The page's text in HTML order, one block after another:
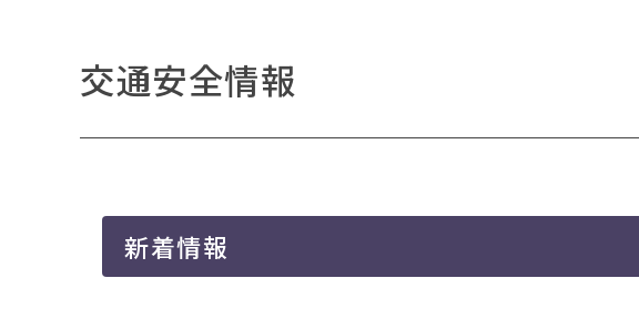
交通安全情報
新着情報